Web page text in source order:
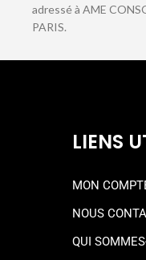
adressé à AME
PARIS.
LIENS
MON
NOUS
QUI